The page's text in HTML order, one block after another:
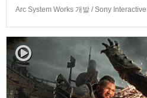
Arc System Works 개발 / Sony
로 예정.